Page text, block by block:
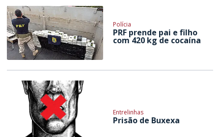
Polícia
PRF prende pai e filho
com 420 kg de cocaína
Entrelinhas
Prisão de Buxexa